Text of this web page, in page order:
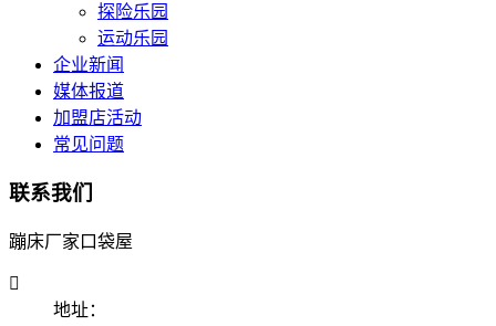
探险乐园
运动乐园
企业新闻
媒体报道
加盟店活动
常见问题
联系我们
蹦床厂家口袋屋

地址：